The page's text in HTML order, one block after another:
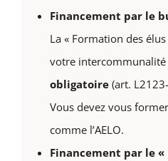
Financement par le
La « Formation des
votre intercommunalité
obligatoire (art.
Vous devez vous
comme l’AELO.
Financement par le «